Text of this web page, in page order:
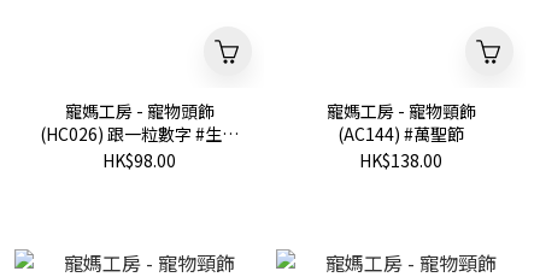
寵媽工房 - 寵物頭飾
(HC026) 跟一粒數字 #生日
帽
HK$98.00
寵媽工房 - 寵物頸飾
(AC144) #萬聖節
HK$138.00